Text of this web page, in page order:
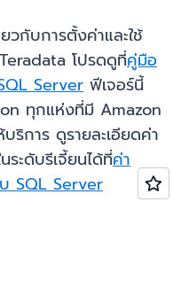
วกับการตั้งค่าและใช้
โปรดดูที่คู่มือ
Server ฟีเจอร์นี้
ทุกแห่งที่มี Amazon
ริการ ดูรายละเอียดค่า
ระดับรีเจี้ยนได้ที่ค่า
SQL Server